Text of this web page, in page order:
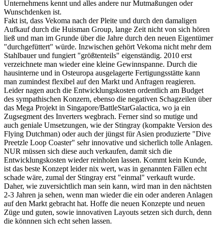
Unternehmens kennt und alles andere nur Mutmaßungen oder
Wunschdenken ist.
Fakt ist, dass Vekoma nach der Pleite und durch den damaligen
Aufkauf durch die Huisman Group, lange Zeit nicht von sich hören
ließ und man im Grunde über die Jahre durch den neuen Eigentümer
"durchgefüttert" würde. Inzwischen gehört Vekoma nicht mehr dem
Stahlbauer und fungiert "größtenteils" eigenständig. 2010 erst
verzeichnete man wieder eine kleine Gewinnspanne. Durch die
hausinterne und in Osteuropa ausgelagerte Fertigungsstätte kann
man zumindest flexibel auf den Markt und Anfragen reagieren.
Leider nagen auch die Entwicklungskosten ordentlich am Budget
des sympathischen Konzern, ebenso die negativen Schagzeilen über
das Mega Projekt in Singapore/BattleStarGalactica, wo ja ein
Zugsegment des Inverters wegbrach. Ferner sind so mutige und
auch geniale Umsetzungen, wie der Stingray (kompakte Version des
Flying Dutchman) oder auch der jüngst für Asien produzierte "Dive
Preetzle Loop Coaster" sehr innovative und sicherlich tolle Anlagen.
NUR müssen sich diese auch verkaufen, damit sich die
Entwicklungskosten wieder reinholen lassen. Kommt kein Kunde,
ist das beste Konzept leider nix wert, was in genannten Fällen echt
schade wäre, zumal der Stingray erst "einmal" verkauft wurde.
Daher, wie zuversichtlich man sein kann, wird man in den nächtsten
2-3 Jahren ja sehen, wenn man wieder die ein oder anderen Anlagen
auf den Markt gebracht hat. Hoffe die neuen Konzepte und neuen
Züge und guten, sowie innovativen Layouts setzen sich durch, denn
die könnnen sich echt sehen lassen.